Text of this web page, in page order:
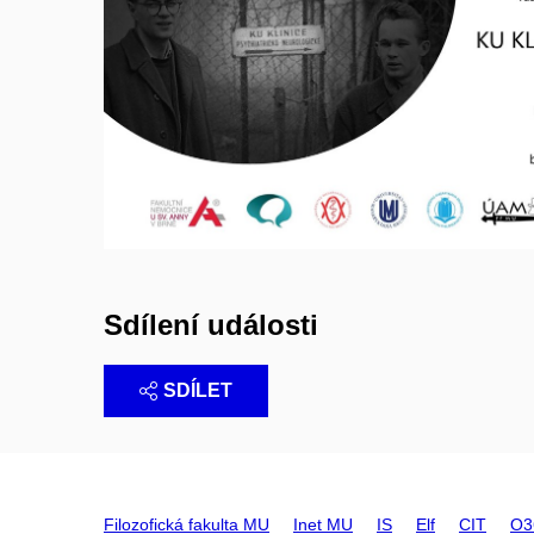
Sdílení události
SDÍLET
Filozofická fakulta MU Inet MU IS Elf CIT